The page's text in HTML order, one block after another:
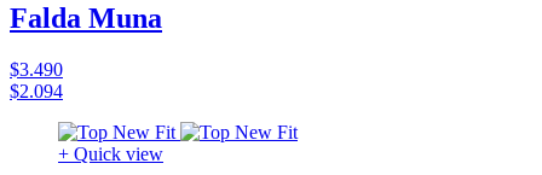
Falda Muna
$3.490
$2.094
+ Quick view